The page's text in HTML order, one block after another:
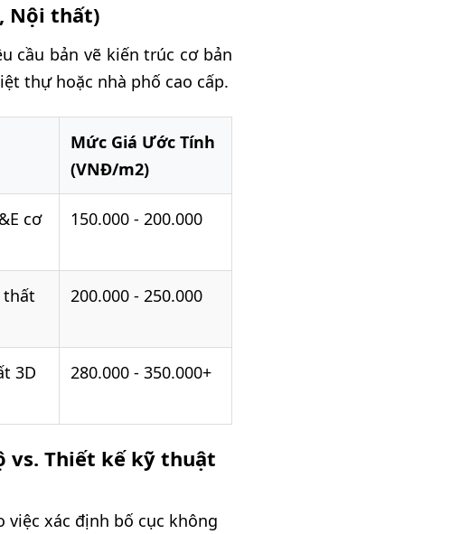
Nội thất)
cầu bản vẽ kiến trúc cơ bản
thự hoặc nhà phố cao cấp.
Mức Giá Ước Tính
(VNĐ/m2)
cơ
150.000 - 200.000
thất
200.000 - 250.000
3D
280.000 - 350.000+
vs. Thiết kế kỹ thuật
việc xác định bố cục không